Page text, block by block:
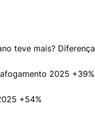
teve mais? Diferença
2025 +39%
+54%